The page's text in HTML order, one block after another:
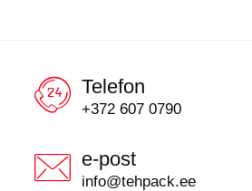
Telefon
+372 607 0790
e-post
info@tehpack.ee